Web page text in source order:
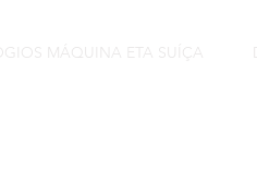
MÁQUINA ETA SUÍÇA